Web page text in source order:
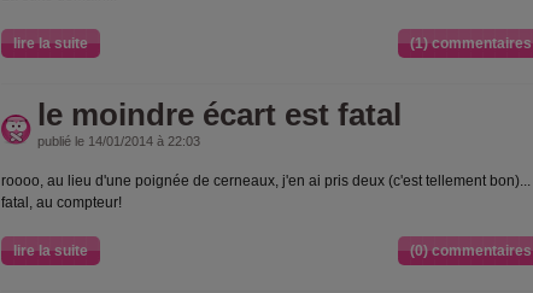
lire la suite (1) commentaires
le moindre écart est fatal
publié le 14/01/2014 à 22:03
roooo, au lieu d'une poignée de cerneaux, j'en ai pris deux (c'est tellement bon)...
fatal, au compteur!
lire la suite (0) commentaires